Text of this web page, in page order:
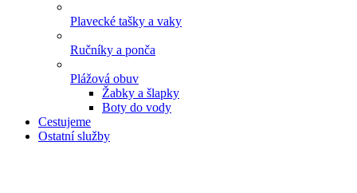
Plavecké tašky a vaky
Ručníky a ponča
Plážová obuv
Žabky a šlapky
Boty do vody
Cestujeme
Ostatní služby